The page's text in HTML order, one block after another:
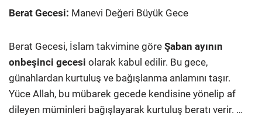
Berat Gecesi: Manevi Değeri Büyük Gece
Berat Gecesi, İslam takvimine göre Şaban ayının
onbeşinci gecesi olarak kabul edilir. Bu gece,
günahlardan kurtuluş ve bağışlanma anlamını taşır.
Yüce Allah, bu mübarek gecede kendisine yönelip af
dileyen müminleri bağışlayarak kurtuluş beratı verir. …